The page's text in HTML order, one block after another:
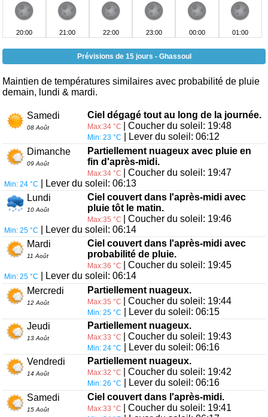
20:00 21:00 22:00 23:00 00:00 01:00
Prévisions de 15 jours - Ghassoul
Maintien de températures similaires avec probabilité de pluie
demain, lundi & mardi.
Samedi
08 Août
Ciel dégagé tout au long de la journée.
Max:34 °C | Coucher du soleil: 19:48
Min: 23 °C
| Lever du soleil: 06:12
Dimanche
09 Août
Partiellement nuageux avec pluie en
fin d'après-midi.
Max:34 °C | Coucher du soleil: 19:47
Min: 24 °C
| Lever du soleil: 06:13
Lundi
10 Août
Ciel couvert dans l'après-midi avec
pluie tôt le matin.
Max:35 °C | Coucher du soleil: 19:46
Min: 25 °C
| Lever du soleil: 06:14
Mardi
11 Août
Ciel couvert dans l'après-midi avec
probabilité de pluie.
Max:36 °C | Coucher du soleil: 19:45
Min: 25 °C
| Lever du soleil: 06:14
Mercredi
12 Août
Partiellement nuageux.
Max:35 °C | Coucher du soleil: 19:44
Min: 25 °C
| Lever du soleil: 06:15
Jeudi
13 Août
Partiellement nuageux.
Max:33 °C | Coucher du soleil: 19:43
Min: 24 °C
| Lever du soleil: 06:16
Vendredi
14 Août
Partiellement nuageux.
Max:32 °C | Coucher du soleil: 19:42
Min: 26 °C
| Lever du soleil: 06:16
Samedi
15 Août
Ciel couvert dans l'après-midi.
Max:33 °C | Coucher du soleil: 19:41